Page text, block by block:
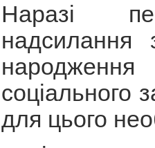
Наразі
надсилання
соціального
для цього